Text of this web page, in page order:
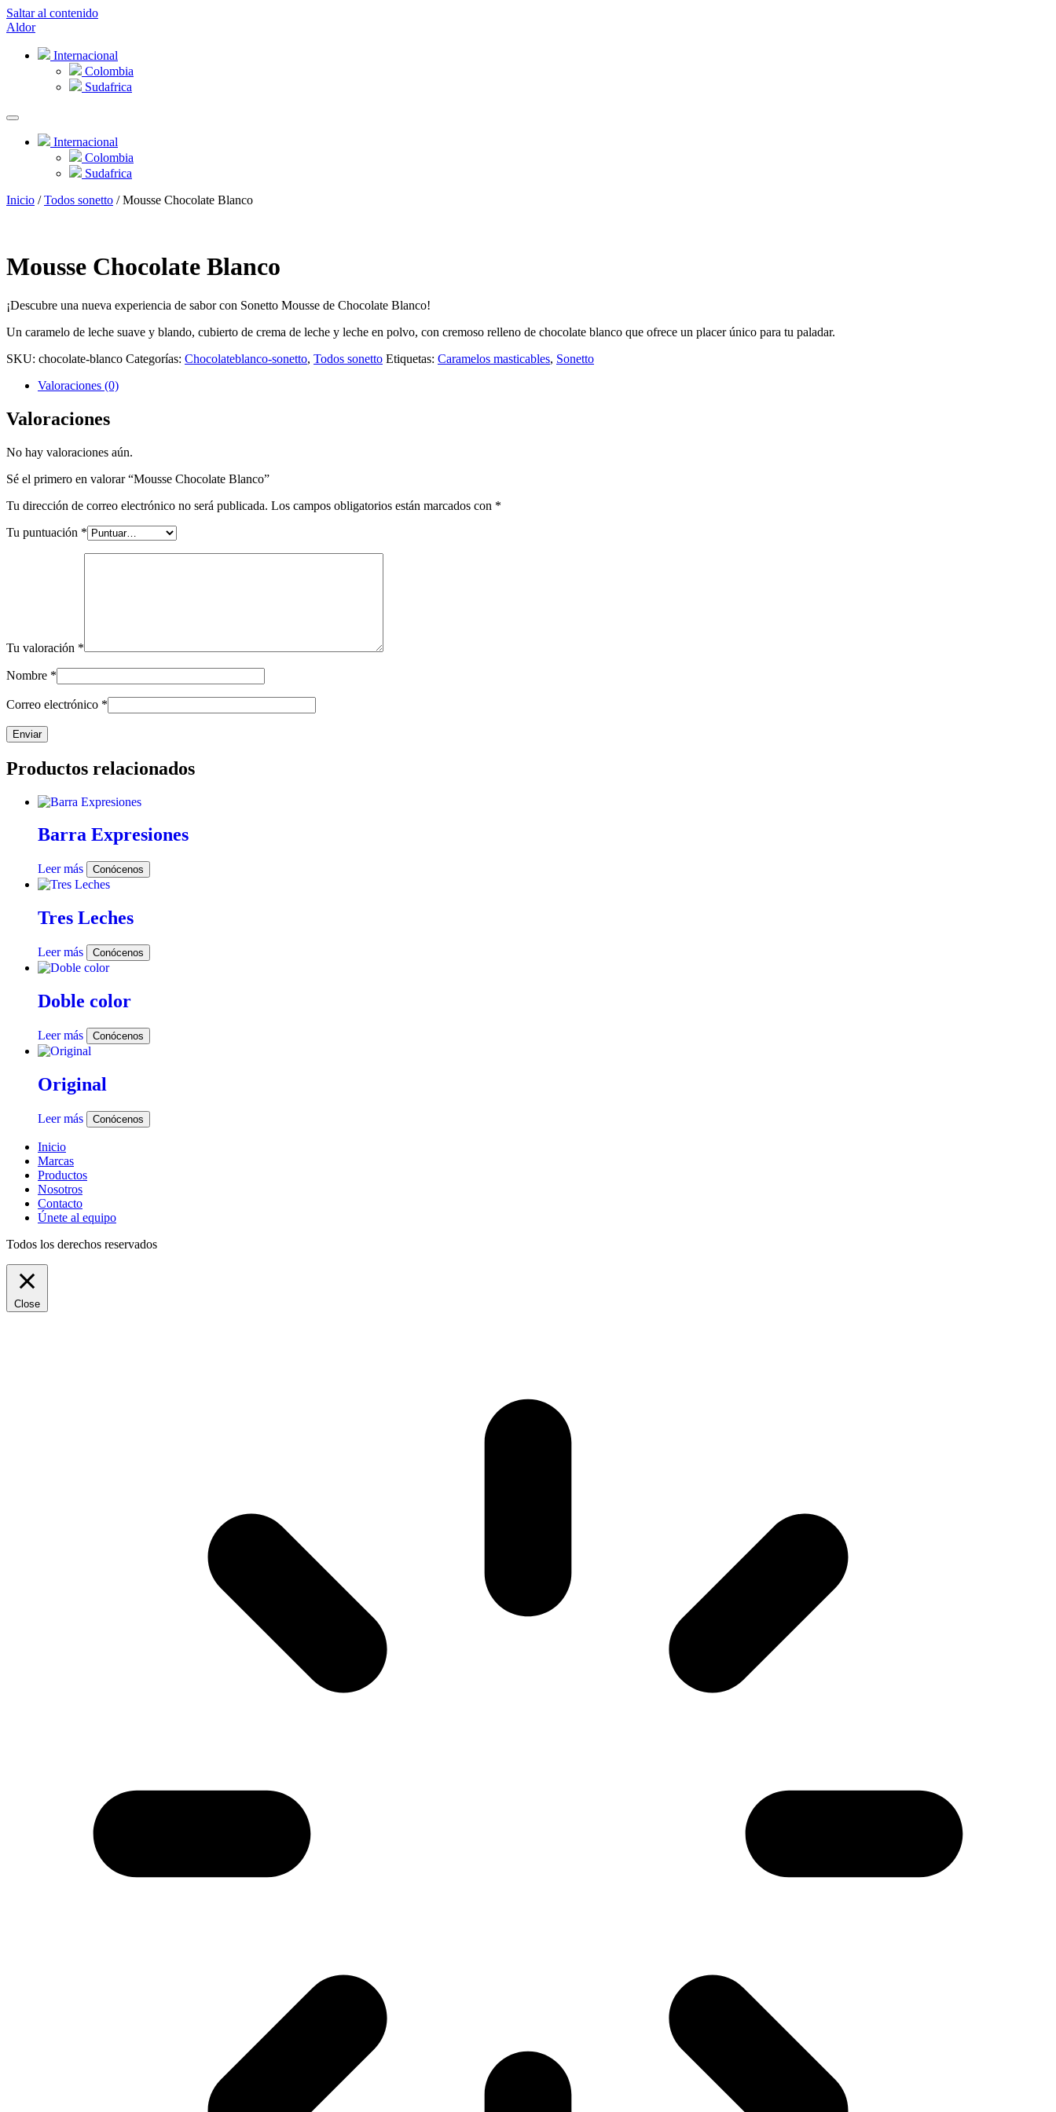
Saltar al contenido
Aldor
Internacional
Colombia
Sudafrica
Internacional
Colombia
Sudafrica
Inicio /Todos sonetto / Mousse Chocolate Blanco
Mousse Chocolate Blanco
¡Descubre una nueva experiencia de sabor con Sonetto Mousse de Chocolate Blanco!
Un caramelo de leche suave y blando, cubierto de crema de leche y leche en polvo, con cremoso relleno de chocolate blanco que ofrece un placer único para tu paladar.
SKU: chocolate-blanco Categorías: Chocolateblanco-sonetto, Todos sonetto Etiquetas: Caramelos masticables, Sonetto
Valoraciones (0)
Valoraciones
No hay valoraciones aún.
Sé el primero en valorar “Mousse Chocolate Blanco”
Tu dirección de correo electrónico no será publicada. Los campos obligatorios están marcados con *
Tu puntuación *
Tu valoración *
Nombre *
Correo electrónico *
Productos relacionados
Barra Expresiones
Leer más Conócenos
Tres Leches
Leer más Conócenos
Doble color
Leer más Conócenos
Original
Leer más Conócenos
Inicio
Marcas
Productos
Nosotros
Contacto
Únete al equipo
Todos los derechos reservados
Close